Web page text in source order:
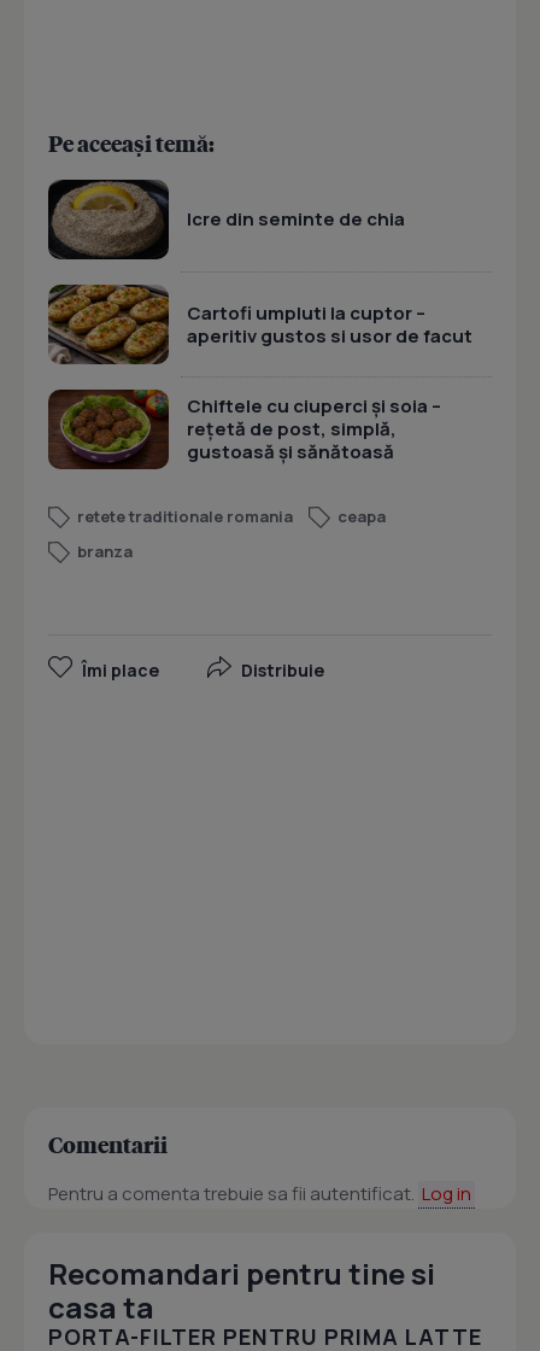
Pe aceeași temă:
Icre din seminte de chia
Cartofi umpluti la cuptor –
aperitiv gustos si usor de facut
Chiftele cu ciuperci și soia –
rețetă de post, simplă,
gustoasă și sănătoasă
retete traditionale romania
ceapa
branza
Îmi place Distribuie
Comentarii
Pentru a comenta trebuie sa fii autentificat. Log in
Recomandari pentru tine si
casa ta
PORTA-FILTER PENTRU PRIMA LATTE